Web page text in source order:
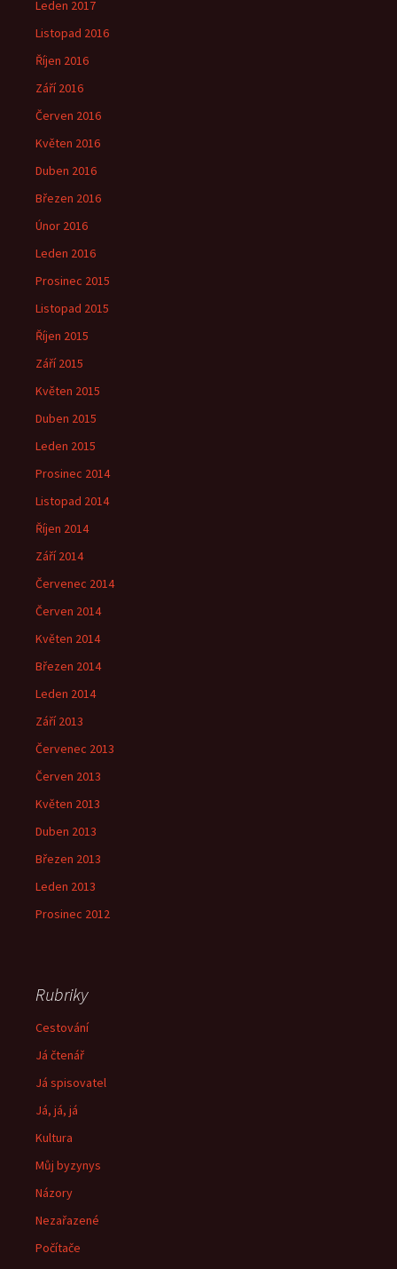
Leden 2017
Listopad 2016
Říjen 2016
Září 2016
Červen 2016
Květen 2016
Duben 2016
Březen 2016
Únor 2016
Leden 2016
Prosinec 2015
Listopad 2015
Říjen 2015
Září 2015
Květen 2015
Duben 2015
Leden 2015
Prosinec 2014
Listopad 2014
Říjen 2014
Září 2014
Červenec 2014
Červen 2014
Květen 2014
Březen 2014
Leden 2014
Září 2013
Červenec 2013
Červen 2013
Květen 2013
Duben 2013
Březen 2013
Leden 2013
Prosinec 2012
Rubriky
Cestování
Já čtenář
Já spisovatel
Já, já, já
Kultura
Můj byzynys
Názory
Nezařazené
Počítače